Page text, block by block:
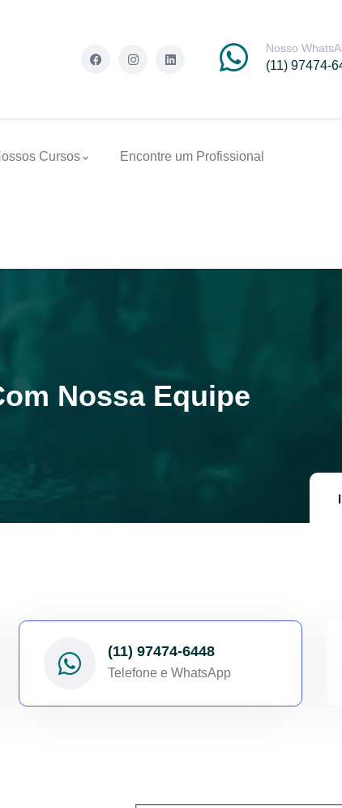
Nosso
(11) 97474-
Cursos Encontre um Profissional
Nossa Equipe
(11) 97474-6448
Telefone e WhatsApp